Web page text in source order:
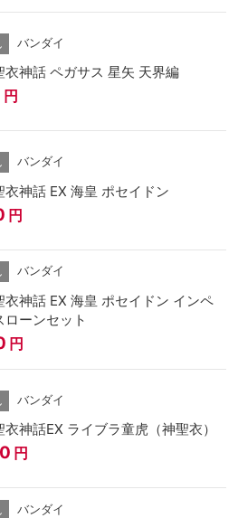
バンダイ
衣神話 ペガサス 星矢 天界編
円
バンダイ
衣神話 EX 海皇 ポセイドン
円
バンダイ
衣神話 EX 海皇 ポセイドン インペ
ローンセット
円
バンダイ
神話EX ライブラ童虎（神聖衣）
円
バンダイ